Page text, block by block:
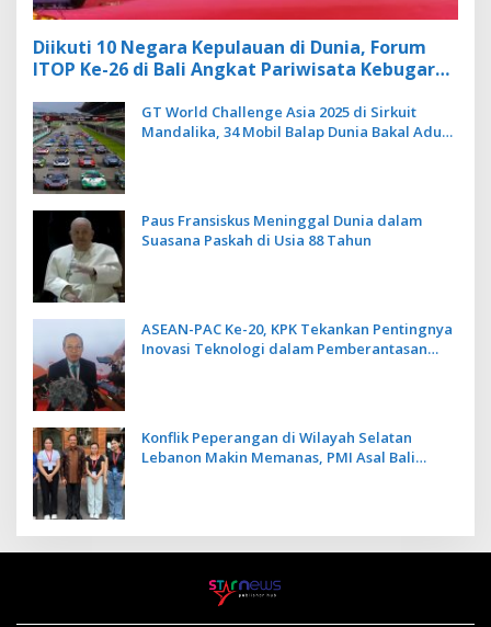
Diikuti 10 Negara Kepulauan di Dunia, Forum
ITOP Ke-26 di Bali Angkat Pariwisata Kebugaran
GT World Challenge Asia 2025 di Sirkuit
Mandalika, 34 Mobil Balap Dunia Bakal Adu
Paus Fransiskus Meninggal Dunia dalam
Suasana Paskah di Usia 88 Tahun
ASEAN-PAC Ke-20, KPK Tekankan Pentingnya
Inovasi Teknologi dalam Pemberantasan
Konflik Peperangan di Wilayah Selatan
Lebanon Makin Memanas, PMI Asal Bali